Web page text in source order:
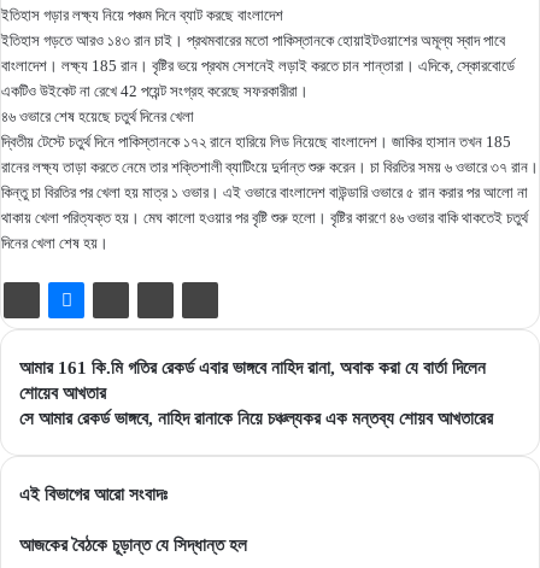
ইতিহাস গড়ার লক্ষ্য নিয়ে পঞ্চম দিনে ব্যাট করছে বাংলাদেশ
ইতিহাস গড়তে আরও ১৪৩ রান চাই। প্রথমবারের মতো পাকিস্তানকে হোয়াইটওয়াশের অমূল্য স্বাদ পাবে
বাংলাদেশ। লক্ষ্য 185 রান। বৃষ্টির ভয়ে প্রথম সেশনেই লড়াই করতে চান শান্তারা। এদিকে, স্কোরবোর্ডে
একটিও উইকেট না রেখে 42 পয়েন্ট সংগ্রহ করেছে সফরকারীরা।
৪৬ ওভারে শেষ হয়েছে চতুর্থ দিনের খেলা
দ্বিতীয় টেস্টে চতুর্থ দিনে পাকিস্তানকে ১৭২ রানে হারিয়ে লিড নিয়েছে বাংলাদেশ। জাকির হাসান তখন 185
রানের লক্ষ্য তাড়া করতে নেমে তার শক্তিশালী ব্যাটিংয়ে দুর্দান্ত শুরু করেন। চা বিরতির সময় ৬ ওভারে ৩৭ রান।
কিন্তু চা বিরতির পর খেলা হয় মাত্র ১ ওভার। এই ওভারে বাংলাদেশ বাউন্ডারি ওভারে ৫ রান করার পর আলো না
থাকায় খেলা পরিত্যক্ত হয়। মেঘ কালো হওয়ার পর বৃষ্টি শুরু হলো। বৃষ্টির কারণে ৪৬ ওভার বাকি থাকতেই চতুর্থ
দিনের খেলা শেষ হয়।
আমার
161
কি.মি
এবার
নাহিদ
আমার 161 কি.মি গতির রেকর্ড এবার ভাঙ্গবে নাহিদ রানা, অবাক করা যে বার্তা দিলেন
শোয়েব আখতার
সে
ভাঙ্গবে,
রানাকে
সে আমার রেকর্ড ভাঙ্গবে, নাহিদ রানাকে নিয়ে চঞ্চল্যকর এক মন্তব্য শোয়ব আখতারের
এই বিভাগের আরো সংবাদঃ
আজকের বৈঠকে চূড়ান্ত যে সিদ্ধান্ত হল